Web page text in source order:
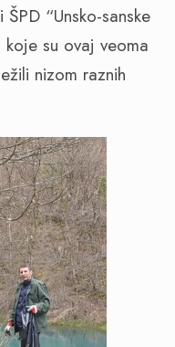
“Unsko-sanske
koje su ovaj veoma
nizom raznih